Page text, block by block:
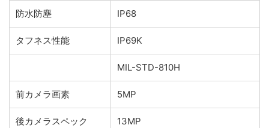
防水防塵 IP68
タフネス性能 IP69K
MIL-STD-810H
前カメラ画素 5MP
後カメラスペック 13MP